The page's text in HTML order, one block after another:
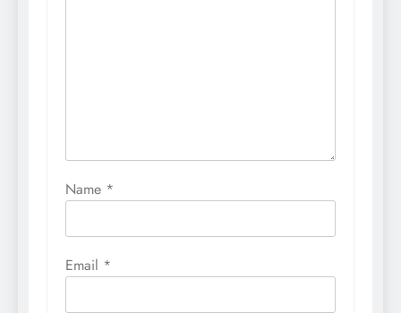
Name *
Email *